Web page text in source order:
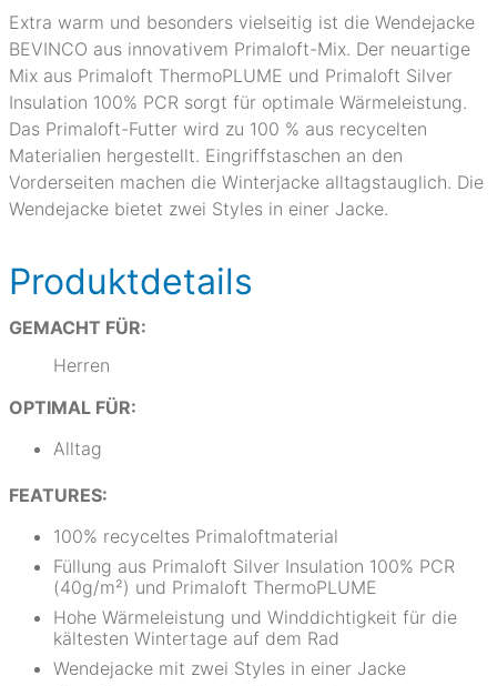
Extra warm und besonders vielseitig ist die Wendejacke
BEVINCO aus innovativem Primaloft-Mix. Der neuartige
Mix aus Primaloft ThermoPLUME und Primaloft Silver
Insulation 100% PCR sorgt für optimale Wärmeleistung.
Das Primaloft-Futter wird zu 100 % aus recycelten
Materialien hergestellt. Eingriffstaschen an den
Vorderseiten machen die Winterjacke alltagstauglich. Die
Wendejacke bietet zwei Styles in einer Jacke.
Produktdetails
GEMACHT FÜR:
Herren
OPTIMAL FÜR:
Alltag
FEATURES:
100% recyceltes Primaloftmaterial
Füllung aus Primaloft Silver Insulation 100% PCR
(40g/m²) und Primaloft ThermoPLUME
Hohe Wärmeleistung und Winddichtigkeit für die
kältesten Wintertage auf dem Rad
Wendejacke mit zwei Styles in einer Jacke